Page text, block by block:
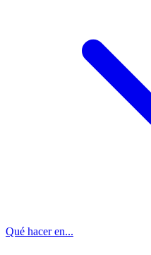
Qué hacer en...